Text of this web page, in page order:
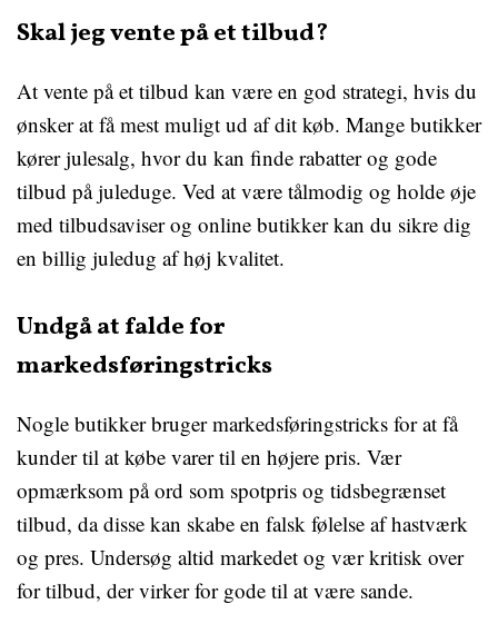
Skal jeg vente på et tilbud?
At vente på et tilbud kan være en god strategi, hvis du
ønsker at få mest muligt ud af dit køb. Mange butikker
kører julesalg, hvor du kan finde rabatter og gode
tilbud på juleduge. Ved at være tålmodig og holde øje
med tilbudsaviser og online butikker kan du sikre dig
en billig juledug af høj kvalitet.
Undgå at falde for
markedsføringstricks
Nogle butikker bruger markedsføringstricks for at få
kunder til at købe varer til en højere pris. Vær
opmærksom på ord som spotpris og tidsbegrænset
tilbud, da disse kan skabe en falsk følelse af hastværk
og pres. Undersøg altid markedet og vær kritisk over
for tilbud, der virker for gode til at være sande.